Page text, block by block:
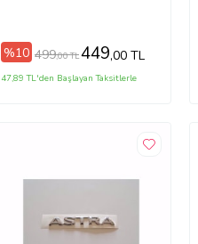
%10 499,00 TL449,00 TL
47,89 TL'den Başlayan Taksitlerle